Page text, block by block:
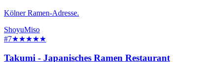
Kölner Ramen-Adresse.
ShoyuMiso
#7★★★★★
Takumi - Japanisches Ramen Restaurant